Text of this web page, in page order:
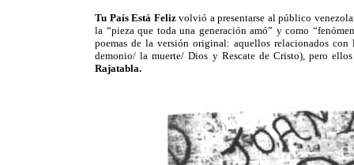
Tu País Está Felizvolvió a presentarse al público
la “pieza que toda una generación amó” y como
poemas de la versión original: aquellos relacionados
demonio/ la muerte/ Dios y Rescate de Cristo), pero
Rajatabla.